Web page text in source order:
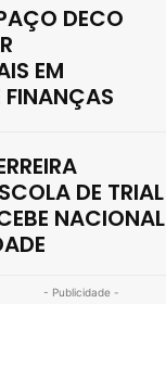
DECO
EM
DE TRIAL
NACIONAL
- Publicidade -